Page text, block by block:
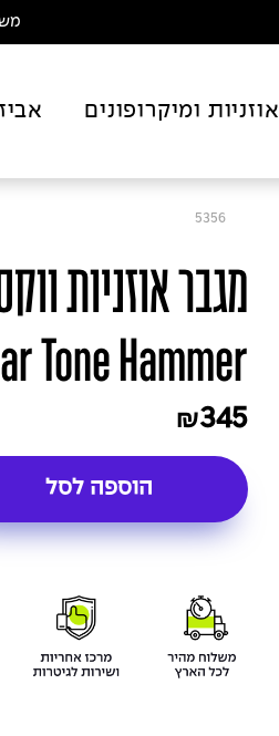
אוזניות ומיקרופונים
5356
Tone Hammer
₪345
הוספה לסל